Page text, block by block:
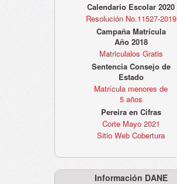
Calendario Escolar 2020
Resolución No.11527-2019
Campaña Matrícula
Año 2018
Matriculalos Gratis
Sentencia Consejo de
Estado
Matrícula menores de
5 años
Pereira en Cifras
Corte Mayo 2021
Sitio Web Cobertura
Información DANE